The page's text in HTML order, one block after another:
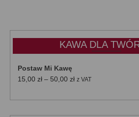
KAWA DLA
Postaw Mi Kawę
15,00 zł – 50,00 złZakres
od
z VAT